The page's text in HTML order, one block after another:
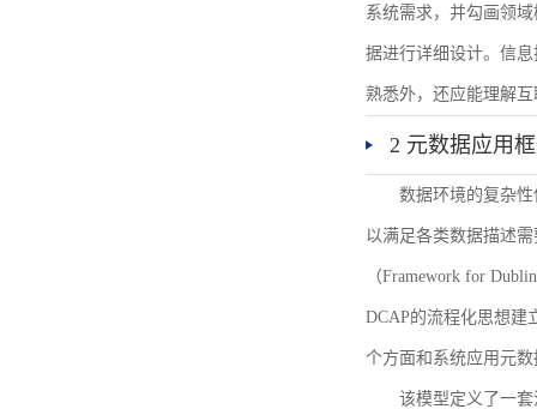
系统需求，并勾画领
据进行详细设计。信
熟悉外，还应能理解
2 元数据应用
数据环境的复杂
以满足各类数据描述
（Framework for
DCAP的流程化思想建
个方面和系统应用元
该模型定义了一